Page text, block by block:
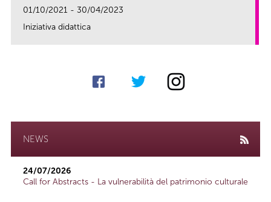
01/10/2021 - 30/04/2023
Iniziativa didattica
NEWS
24/07/2026
Call for Abstracts - La vulnerabilità del patrimonio culturale